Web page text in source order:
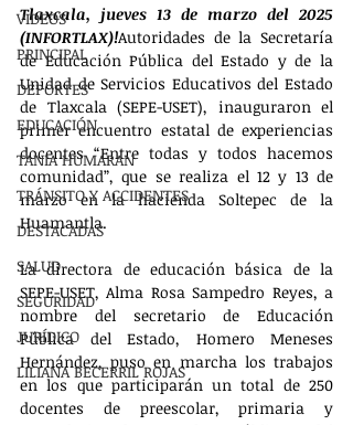
VIDEOS
PRINCIPAL
DEPORTES
EDUCACIÓN
TANIA HUMARAN
TRÁNSITO Y ACCIDENTES
DESTACADAS
SALUD
SEGURIDAD
JURÍDICO
LILIANA BECERRIL ROJAS
Tlaxcala, jueves 13 de marzo del 2025
(INFORTLAX)!Autoridades de la Secretaría
de Educación Pública del Estado y de la
Unidad de Servicios Educativos del Estado
de Tlaxcala (SEPE-USET), inauguraron el
primer encuentro estatal de experiencias
docentes “Entre todas y todos hacemos
comunidad”, que se realiza el 12 y 13 de
marzo en la hacienda Soltepec de la
Huamantla.
La directora de educación básica de la
SEPE-USET, Alma Rosa Sampedro Reyes, a
nombre del secretario de Educación
Pública del Estado, Homero Meneses
Hernández, puso en marcha los trabajos
en los que participarán un total de 250
docentes de preescolar, primaria y